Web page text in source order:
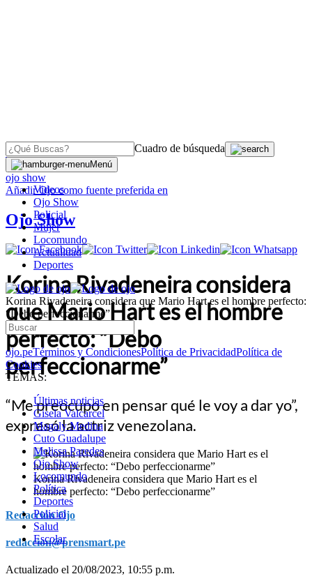
Cuadro de búsqueda
Menú
Videos
Ojo Show
Policial
Mujer
Locomundo
Actualidad
Deportes
Korina Rivadeneira considera que Mario Hart es el hombre perfecto:
“Debo perfeccionarme”
ojo.peTérminos y CondicionesPolítica de PrivacidadPolítica de
Cookies
TEMAS:
Últimas noticias
Gisela Valcarcel
Magaly Medina
Cuto Guadalupe
Melissa Paredes
Ojo Show
Locomundo
Política
Deportes
Policial
Salud
Escolar
OJO
ojo show
AñadirOjocomo fuente preferida en
Ojo Show
Korina Rivadeneira considera
que Mario Hart es el hombre
perfecto: “Debo
perfeccionarme”
“Me preocupo en pensar qué le voy a dar yo”,
expresó la actriz venezolana.
Korina Rivadeneira considera que Mario Hart es el
hombre perfecto: “Debo perfeccionarme”
Redacción Ojo
redaccion@prensmart.pe
Actualizado el 20/08/2023, 10:55 p.m.